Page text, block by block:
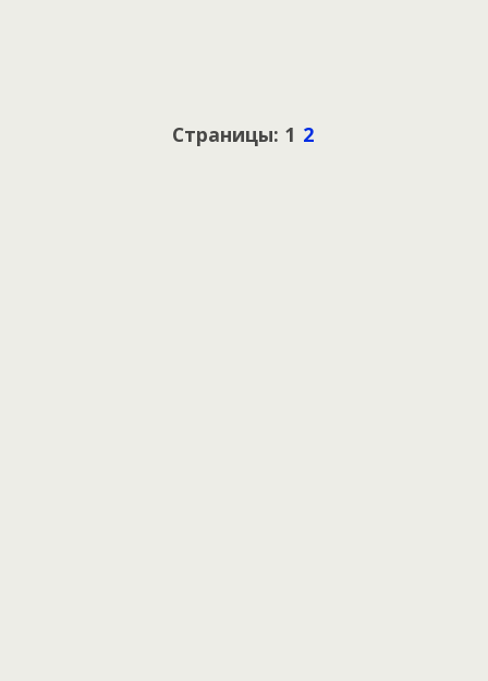
Страницы: 1 2